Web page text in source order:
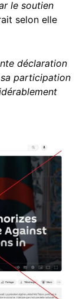
le soutien
selon elle
déclaration
participation